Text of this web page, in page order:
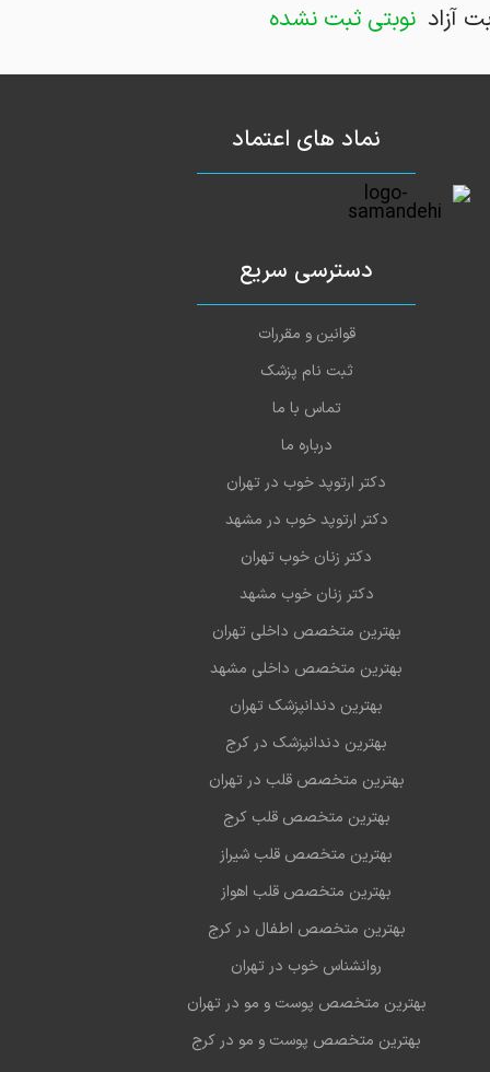
آزاد نوبتی ثبت نشده
نماد های اعتماد
دسترسی سریع
قوانین و مقررات
ثبت نام پزشک
تماس با ما
درباره ما
دکتر ارتوپد خوب در تهران
دکتر ارتوپد خوب در مشهد
دکتر زنان خوب تهران
دکتر زنان خوب مشهد
بهترین متخصص داخلی تهران
بهترین متخصص داخلی مشهد
بهترین دندانپزشک تهران
بهترین دندانپزشک در کرج
بهترین متخصص قلب در تهران
بهترین متخصص قلب کرج
بهترین متخصص قلب شیراز
بهترین متخصص قلب اهواز
بهترین متخصص اطفال در کرج
روانشناس خوب در تهران
بهترین متخصص پوست و مو در تهران
بهترین متخصص پوست و مو در کرج